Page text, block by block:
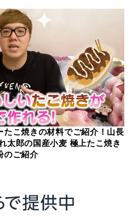
たこ焼きの材料でご紹介！山長
太郎の国産小麦 極上たこ焼き
のご紹介